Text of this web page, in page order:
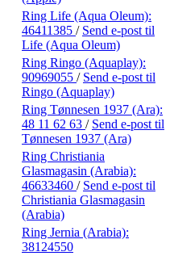
Ring Life (Aqua Oleum):
46411385 / Send e-post til
Life (Aqua Oleum)
Ring Ringo (Aquaplay):
90969055 / Send e-post til
Ringo (Aquaplay)
Ring Tønnesen 1937 (Ara):
48 11 62 63 / Send e-post til
Tønnesen 1937 (Ara)
Ring Christiania
Glasmagasin (Arabia):
46633460 / Send e-post til
Christiania Glasmagasin
(Arabia)
Ring Jernia (Arabia):
38124550